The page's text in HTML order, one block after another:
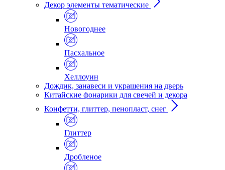
Декор элементы тематические
Новогоднее
Пасхальное
Хеллоуин
Дождик, занавеси и украшения на дверь
Китайские фонарики для свечей и декора
Конфетти, глиттер, пенопласт, снег
Глиттер
Дробленое